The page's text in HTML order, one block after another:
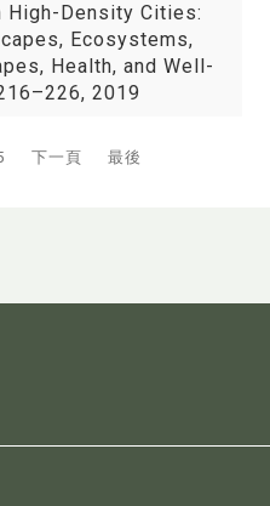
High-Density Cities:
Ecosystems,
Health, and Well-
2019
下一頁 最後